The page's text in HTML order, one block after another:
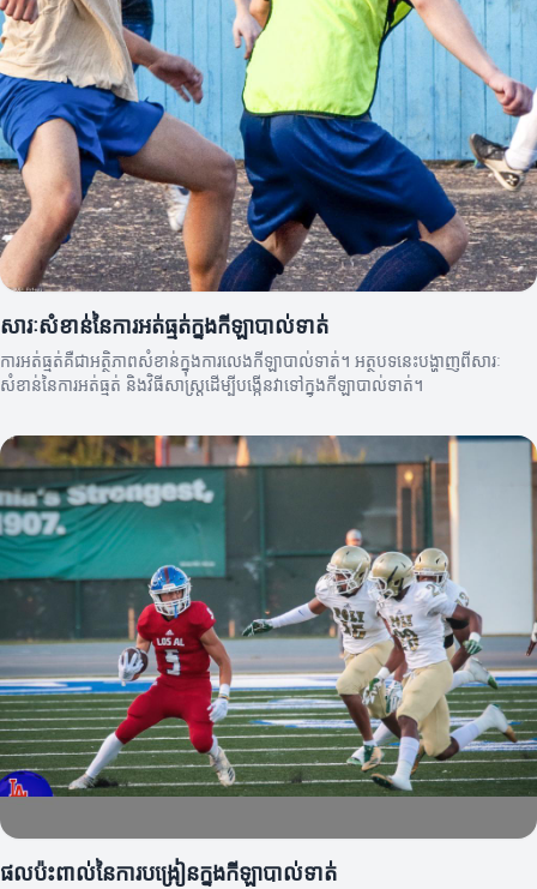
សារៈសំខាន់នៃការអត់ធ្មត់ក្នុងកីឡាបាល់ទាត់
ការអត់ធ្មត់គឺជាអត្ថិភាពសំខាន់ក្នុងការលេងកីឡាបាល់ទាត់។ អត្ថបទនេះបង្ហាញពីសារៈ
សំខាន់នៃការអត់ធ្មត់ និងវិធីសាស្រ្តដើម្បីបង្កើនវាទៅក្នុងកីឡាបាល់ទាត់។
ផលប៉ះពាល់នៃការបង្រៀនក្នុងកីឡាបាល់ទាត់